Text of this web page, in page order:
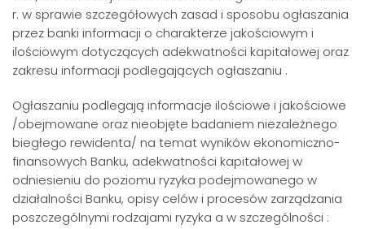
r. w sprawie szczegółowych zasad i sposobu ogłaszania
przez banki informacji o charakterze jakościowym i
ilościowym dotyczących adekwatności kapitałowej oraz
zakresu informacji podlegających ogłaszaniu .
Ogłaszaniu podlegają informacje ilościowe i jakościowe
/obejmowane oraz nieobjęte badaniem niezależnego
biegłego rewidenta/ na temat wyników ekonomiczno-
finansowych Banku, adekwatności kapitałowej w
odniesieniu do poziomu ryzyka podejmowanego w
działalności Banku, opisy celów i procesów zarządzania
poszczególnymi rodzajami ryzyka a w szczególności :